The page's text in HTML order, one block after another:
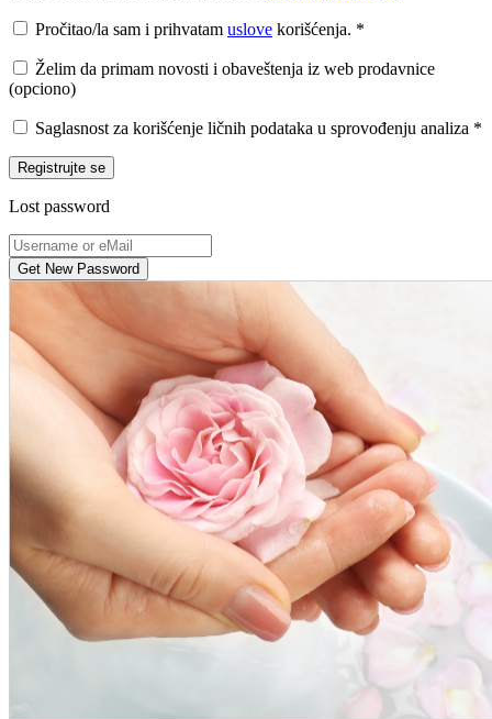
Pročitao/la sam i prihvatam uslove korišćenja. *
Želim da primam novosti i obaveštenja iz web prodavnice
(opciono)
Saglasnost za korišćenje ličnih podataka u sprovođenju analiza *
Registrujte se
Lost password